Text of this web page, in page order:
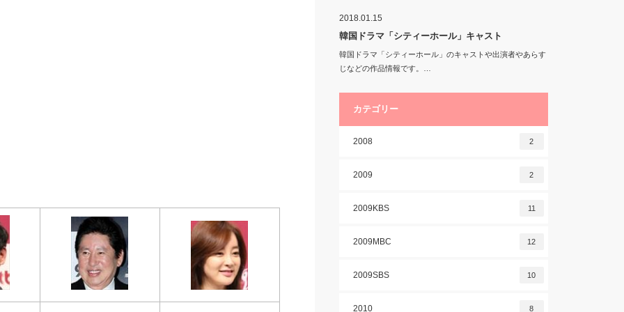
2018.01.15
韓国ドラマ「シティーホール」キャスト
韓国ドラマ「シティーホール」のキャストや出演者やあらす
じなどの作品情報です。…
カテゴリー
2008 2
2009 2
2009KBS 11
2009MBC 12
2009SBS 10
2010 8